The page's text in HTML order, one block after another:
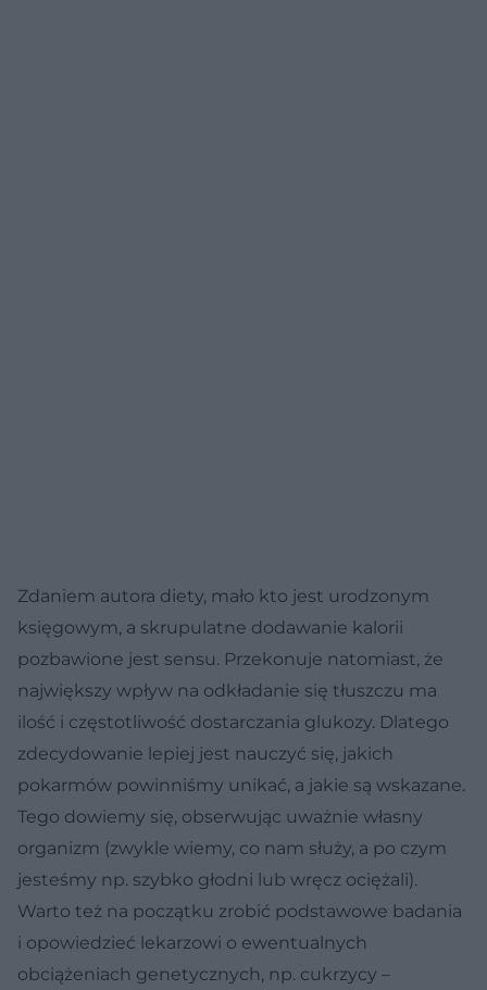
Zdaniem autora diety, mało kto jest urodzonym
księgowym, a skrupulatne dodawanie kalorii
pozbawione jest sensu. Przekonuje natomiast, że
największy wpływ na odkładanie się tłuszczu ma
ilość i częstotliwość dostarczania glukozy. Dlatego
zdecydowanie lepiej jest nauczyć się, jakich
pokarmów powinniśmy unikać, a jakie są wskazane.
Tego dowiemy się, obserwując uważnie własny
organizm (zwykle wiemy, co nam służy, a po czym
jesteśmy np. szybko głodni lub wręcz ociężali).
Warto też na początku zrobić podstawowe badania
i opowiedzieć lekarzowi o ewentualnych
obciążeniach genetycznych, np. cukrzycy –